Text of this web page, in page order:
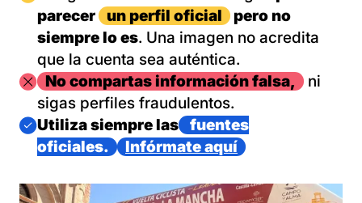
parecer
un perfil oficial
pero no
siempre lo es. Una imagen no acredita
que la cuenta sea auténtica.
ImagenNo compartas información falsa,
ni
sigas perfiles fraudulentos.
Imagen
Utiliza siempre las
fuentes
oficiales.
Infórmate aquí